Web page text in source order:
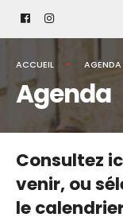
ACCUEIL AGENDA
Agenda
Consultez
venir,ou
le